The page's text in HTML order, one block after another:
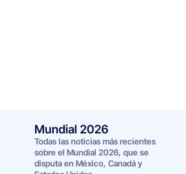
Mundial 2026
Todas las noticias más recientes
sobre el Mundial 2026, que se
disputa en México, Canadá y